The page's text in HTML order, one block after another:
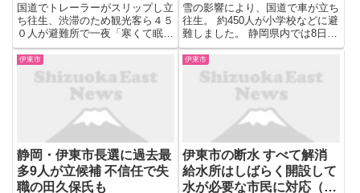
で一夜「寒くて眠れなかっ
た」…静岡・伊東
国道でトレーラーがスリップし立
ち往生、渋滞のため観光客ら４５
０人が避難所で一夜「寒くて眠れ
なかった」…静岡・伊東 ...
雪の影響により、国道で車が立ち
往生。 約450人が小学校などに避
難しました。 静岡県内では8日、
東部や伊豆の山間部を中心に雪と
なり御殿場市では最大で14cmの
積雪を観測しました。 静岡・伊
東市の国道135号では8日午後、
複数の車が立ち往生し...
伊東市
静岡・伊東市長選に過去最
多9人が立候補 不信任で失
職の田久保氏も
伊東市
伊東市の断水 すべて解消
給水所はしばらく開設して
水が必要な市民に対応（静